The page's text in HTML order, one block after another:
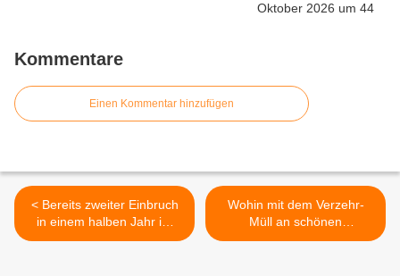
Kommentare
Einen Kommentar hinzufügen
< Bereits zweiter Einbruch
in einem halben Jahr im
Landschafts- und
Wohin mit dem Verzehr-
Müll an schönen
Wochenenden im